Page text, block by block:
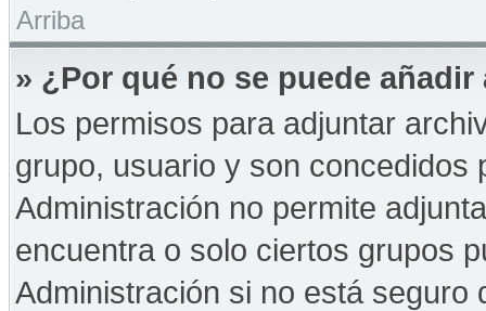
Arriba
» ¿Por qué no se puede
Los permisos para adjuntar
grupo, usuario y son concedidos
Administración no permite
encuentra o solo ciertos grupos
Administración si no está seguro